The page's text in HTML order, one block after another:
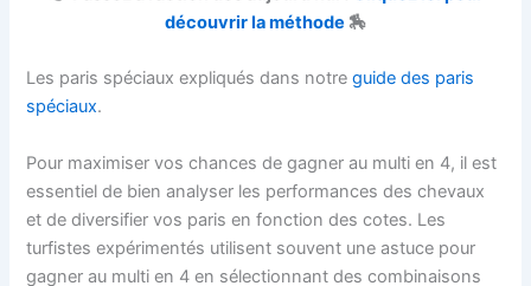
découvrir la méthode 🏇
Les paris spéciaux expliqués dans notreguide des paris
spéciaux.
Pour maximiser vos chances de gagner au multi en 4, il est
essentiel de bien analyser les performances des chevaux
et de diversifier vos paris en fonction des cotes. Les
turfistes expérimentés utilisent souvent une astuce pour
gagner au multi en 4 en sélectionnant des combinaisons